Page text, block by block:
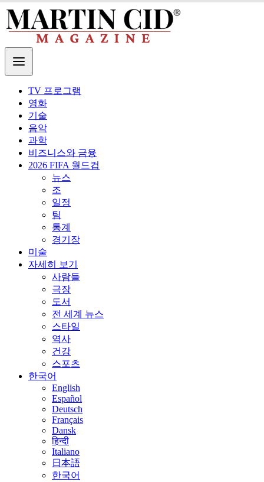
TV 프로그램
영화
기술
음악
과학
비즈니스와 금융
2026 FIFA 월드컵
뉴스
조
일정
팀
통계
경기장
미술
자세히 보기
사람들
극장
도서
전 세계 뉴스
스타일
역사
건강
스포츠
한국어
English
Español
Deutsch
Français
Dansk
हिन्दी
Italiano
日本語
한국어